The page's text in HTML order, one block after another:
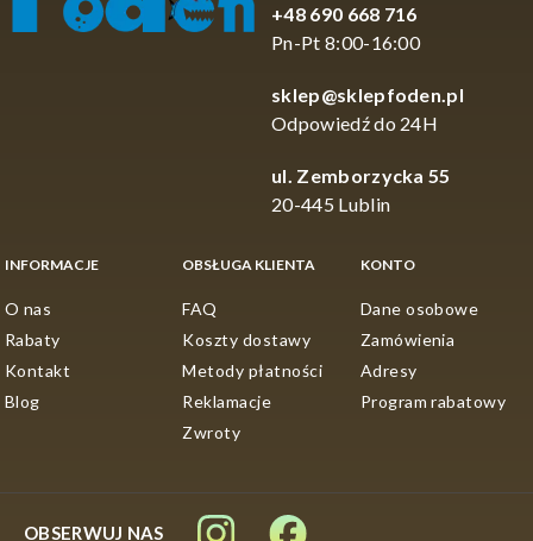
+48 690 668 716
Pn-Pt 8:00-16:00
sklep@sklepfoden.pl
Odpowiedź do 24H
ul. Zemborzycka 55
20-445 Lublin
INFORMACJE
O nas
Rabaty
Kontakt
Blog
OBSŁUGA KLIENTA
FAQ
Koszty dostawy
Metody płatności
Reklamacje
Zwroty
KONTO
Dane osobowe
Zamówienia
Adresy
Program rabatowy
OBSERWUJ NAS